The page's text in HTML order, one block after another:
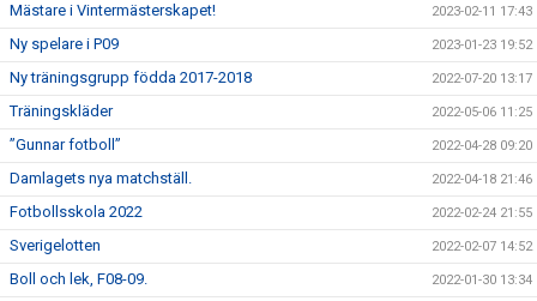
Mästare i Vintermästerskapet! 2023-02-11 17:43
Ny spelare i P09 2023-01-23 19:52
Ny träningsgrupp födda 2017-2018 2022-07-20 13:17
Träningskläder 2022-05-06 11:25
”Gunnar fotboll” 2022-04-28 09:20
Damlagets nya matchställ. 2022-04-18 21:46
Fotbollsskola 2022 2022-02-24 21:55
Sverigelotten 2022-02-07 14:52
Boll och lek, F08-09. 2022-01-30 13:34